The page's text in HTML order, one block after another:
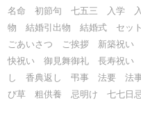
名命 初節句 七五三 入学
物 結婚引出物 結婚式 セッ
ごあいさつ ご挨拶 新築祝
快祝い 御見舞御礼 長寿祝
し 香典返し 弔事 法要 法
び草 粗供養 忌明け 七七日